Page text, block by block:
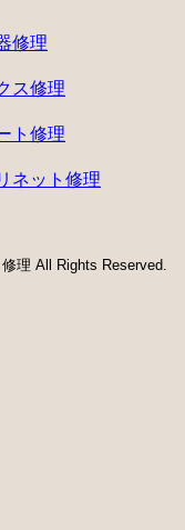
修理
ス修理
ト修理
ネット修理
理 All Rights Reserved.